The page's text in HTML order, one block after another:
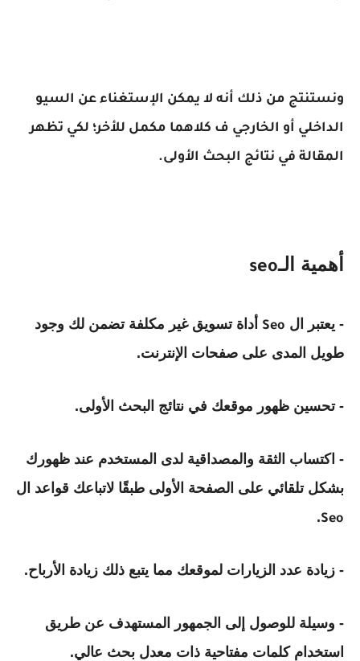
ونستنتج من ذلك أنه لا يمكن الإستغناء عن السيو
الداخلي أو الخارجي ف كلاهما مكمل للأخر؛ لكي تظهر
المقالة في نتائج البحث الأولى.
أهمية الـseo
- يعتبر ال Seo
أداة تسويق غير مكلفة تضمن لك وجود
طويل المدى على صفحات الإنترنت.
- تحسين ظهور موقعك في نتائج البحث الأولى.
- اكتساب الثقة والمصداقية لدى المستخدم عند ظهورك
بشكل تلقائي على الصفحة الأولى طبقًا لاتباعك قواعد ال
Seo
.
- زيادة عدد الزيارات لموقعك مما يتبع ذلك زيادة الأرباح.
- وسيلة للوصول إلى الجمهور المستهدف عن طريق
استخدام كلمات مفتاحية ذات معدل بحث عالي.